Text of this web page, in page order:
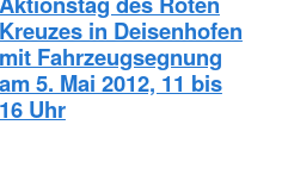
Kreuzes in Deisenhofen
mit Fahrzeugsegnung
am 5. Mai 2012, 11 bis
16 Uhr